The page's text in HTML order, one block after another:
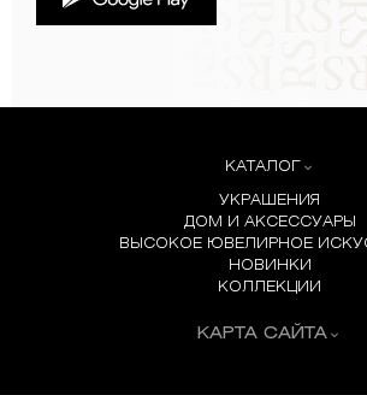
КАТАЛОГ
УКРАШЕНИЯ
ДОМ И АКСЕССУАРЫ
ВЫСОКОЕ ЮВЕЛИРНОЕ
НОВИНКИ
КОЛЛЕКЦИИ
КАРТА САЙТА